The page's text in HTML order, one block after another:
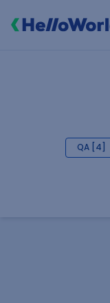
QA [4]